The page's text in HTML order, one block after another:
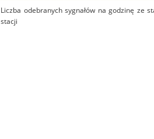
Liczba odebranych sygnałów na godzinę ze
stacji